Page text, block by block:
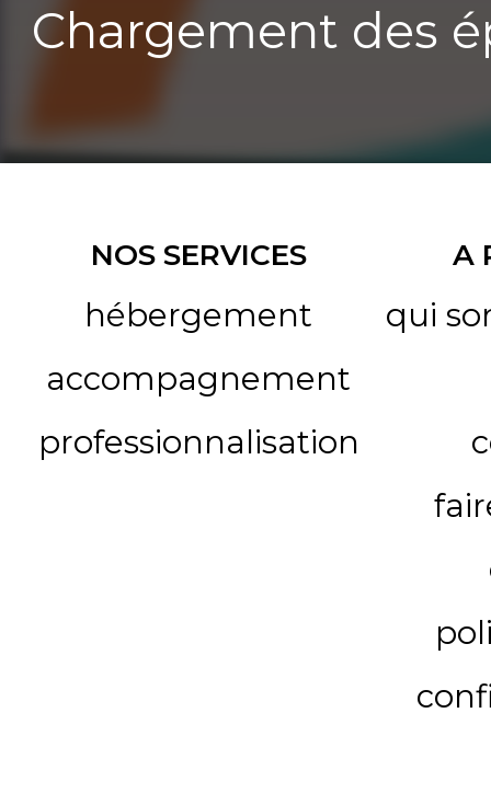
Chargement des
NOS SERVICES
hébergement
accompagnement
professionnalisation
A
qui